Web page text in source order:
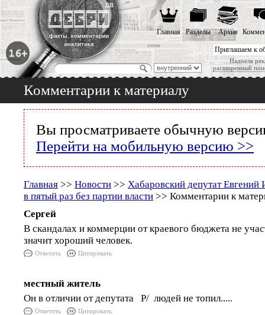
Приглашаем к
Надоела
расширенный
Главная Разделы Архив
Комментарии к материалу
Вы просматриваете обычную
Перейти на мобильную версию >>
Главная >> Новости >> Хабаровский депутат Евгений
в пятый раз без партии власти >> Комментарии к
Сергей
В скандалах и коммерции от краевого бюджета не
значит хороший человек.
Ответить Цитировать
местный житель
Он в отличии от депутата Р/ людей не топил.....
Ответить Цитировать